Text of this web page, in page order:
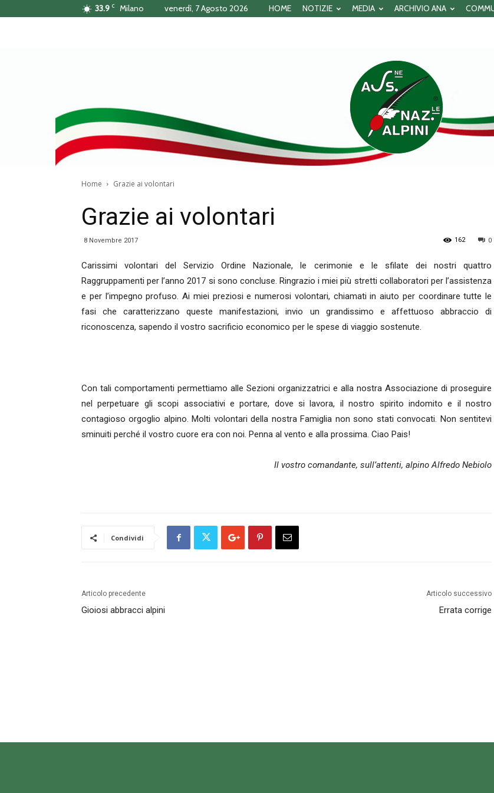
33.9 C Milano venerdì, 7 Agosto 2026 HOME NOTIZIE MEDIA ARCHIVIO ANA
Nazionale
Alpini
Home Grazie ai volontari
Grazie ai volontari
8 Novembre 2017 0
162
Carissimi volontari del Servizio Ordine Nazionale, le cerimonie e le sfilate dei nostri quattro
Raggruppamenti per l’anno 2017 si sono concluse. Ringrazio i miei più stretti collaboratori per l’assistenza
e per l’impegno profuso. Ai miei preziosi e numerosi volontari, chiamati in aiuto per coordinare tutte le
fasi che caratterizzano queste manifestazioni, invio un grandissimo e affettuoso abbraccio di
riconoscenza, sapendo il vostro sacrificio economico per le spese di viaggio sostenute.
Con tali comportamenti permettiamo alle Sezioni organizzatrici e alla nostra Associazione di proseguire
nel perpetuare gli scopi associativi e portare, dove si lavora, il nostro spirito indomito e il nostro
contagioso orgoglio alpino. Molti volontari della nostra Famiglia non sono stati convocati. Non sentitevi
sminuiti perché il vostro cuore era con noi. Penna al vento e alla prossima. Ciao Pais!
Il vostro comandante, sull’attenti, alpino Alfredo Nebiolo
Condividi
Articolo precedente
Gioiosi abbracci alpini
Articolo successivo
Errata corrige